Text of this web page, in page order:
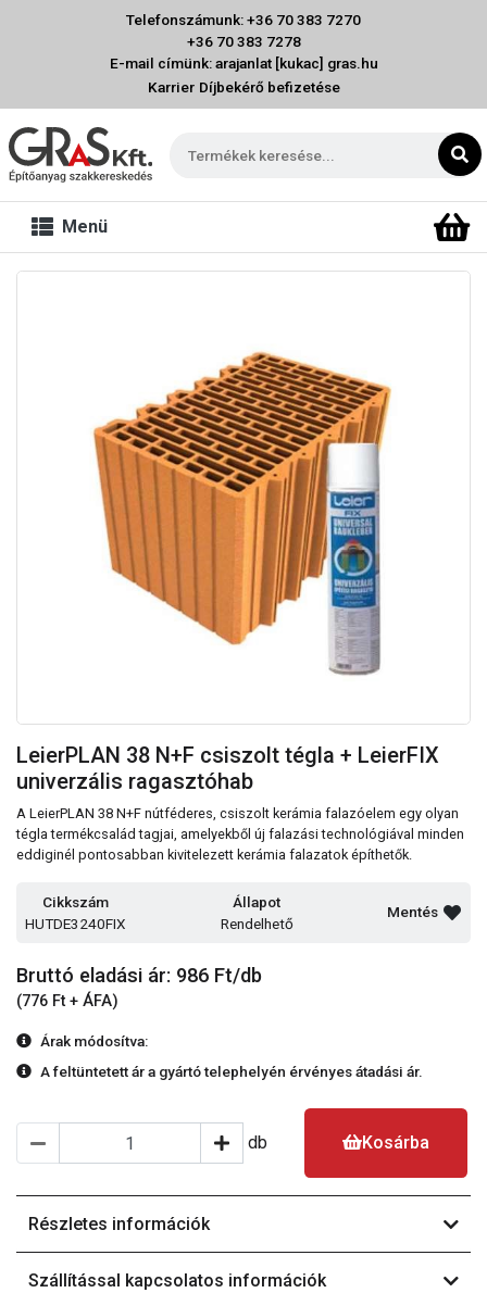
Telefonszámunk: +36 70 383 7270
+36 70 383 7278
E-mail címünk: arajanlat [kukac] gras.hu
Karrier Díjbekérő befizetése
Menü
LeierPLAN 38 N+F csiszolt tégla + LeierFIX
univerzális ragasztóhab
A LeierPLAN 38 N+F nútféderes, csiszolt kerámia falazóelem egy olyan
tégla termékcsalád tagjai, amelyekből új falazási technológiával minden
eddiginél pontosabban kivitelezett kerámia falazatok építhetők.
Cikkszám
HUTDE3240FIX
Állapot
Rendelhető
Mentés
Bruttó eladási ár: 986 Ft/db
(776 Ft + ÁFA)
Árak módosítva:
A feltüntetett ár a gyártó telephelyén érvényes átadási ár.
db Kosárba
Részletes információk
Szállítással kapcsolatos információk